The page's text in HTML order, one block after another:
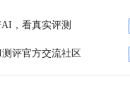
，看真实评测
评官方交流社区